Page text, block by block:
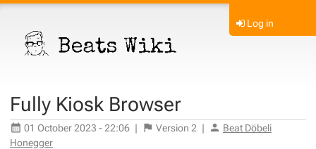
Log in
Fully Kiosk Browser
01 October 2023 - 22:06 | Version 2 |
Beat Döbeli
Honegger